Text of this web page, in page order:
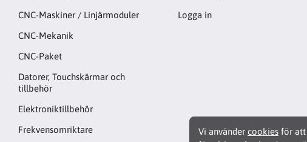
Vi använder cookies för att
CNC-Maskiner / Linjärmoduler
CNC-Mekanik
CNC-Paket
Datorer, Touchskärmar och
tillbehör
Elektroniktillbehör
Frekvensomriktare
Logga in